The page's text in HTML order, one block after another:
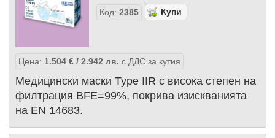
Код: 2385
Цена: 1.504 €/ 2.942 лв. с ДДС за кутия
Медицински маски Type IIR с висока степен на
филтрация BFE=99%, покрива изискванията
на EN 14683.